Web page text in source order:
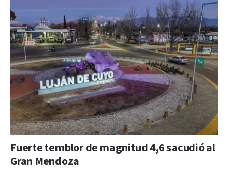
Fuerte temblor de magnitud 4,6 sacudió al
Gran Mendoza